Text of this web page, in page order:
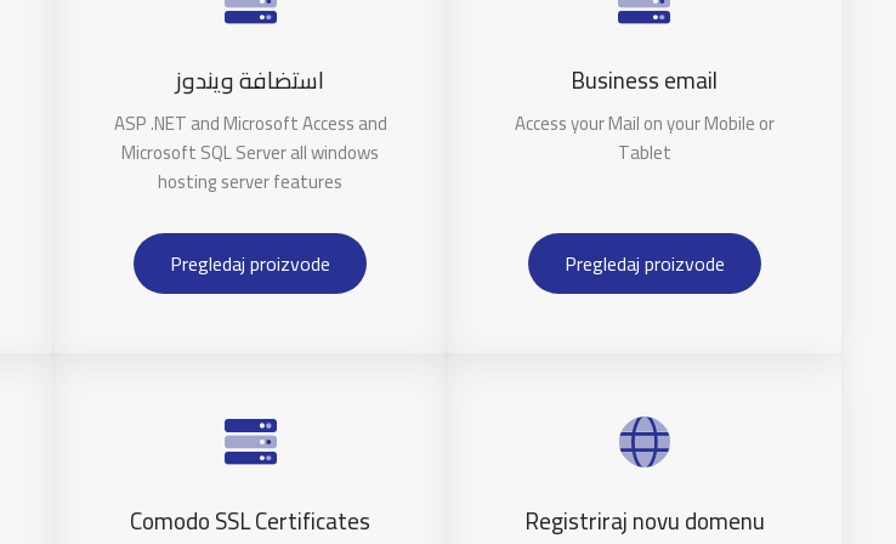
استضافة ويندوز
ASP .NET and Microsoft Access and
Microsoft SQL Server all windows
hosting server features
Pregledaj proizvode
Business email
Access your Mail on your Mobile or
Tablet
Pregledaj proizvode
Comodo SSL Certificates Registriraj novu domenu